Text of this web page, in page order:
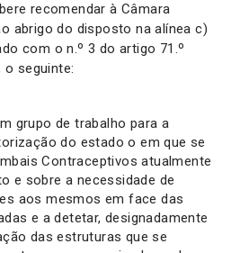
recomendar à Câmara
abrigo do disposto na alínea c)
com o n.º 3 do artigo 71.º
o seguinte:
grupo de trabalho para a
do estado o em que se
Contraceptivos atualmente
e sobre a necessidade de
aos mesmos em face das
e a detetar, designadamente
das estruturas que se